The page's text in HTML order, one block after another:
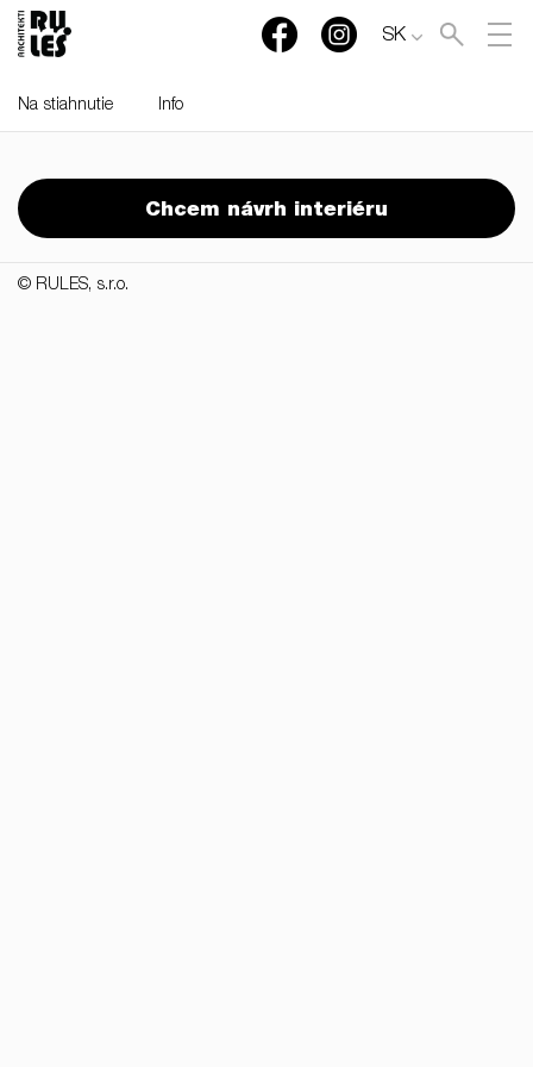
SK
Na stiahnutie Info
Chcem návrh interiéru
RULES, s.r.o., Klincová
37/B, 821 08 Bratislava,
Slovensko
© RULES, s.r.o.